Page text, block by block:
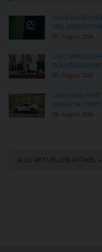
07. August 2026
USA:
POLYSILIZIUM-
07. August 2026
UBER UND
LIZENZ IN
06. August 2026
ALLE AKTUELLEN ARTIKEL »